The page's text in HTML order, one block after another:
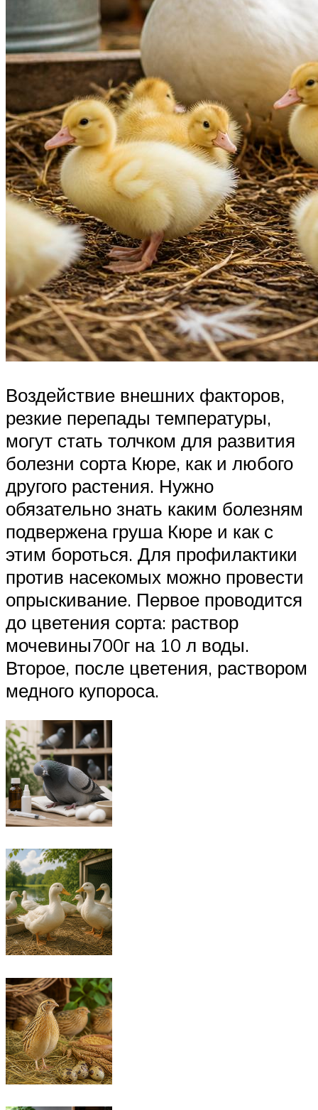
Воздействие внешних факторов,
резкие перепады температуры,
могут стать толчком для развития
болезни сорта Кюре, как и любого
другого растения. Нужно
обязательно знать каким болезням
подвержена груша Кюре и как с
этим бороться. Для профилактики
против насекомых можно провести
опрыскивание. Первое проводится
до цветения сорта: раствор
мочевины700г на 10 л воды.
Второе, после цветения, раствором
медного купороса.